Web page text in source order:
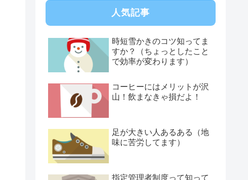
人気記事
時短雪かきのコツ知ってま
すか？（ちょっとしたこと
で効率が変わります）
コーヒーにはメリットが沢
山！飲まなきゃ損だよ！
足が大きい人あるある（地
味に苦労してます）
指定管理者制度って知って